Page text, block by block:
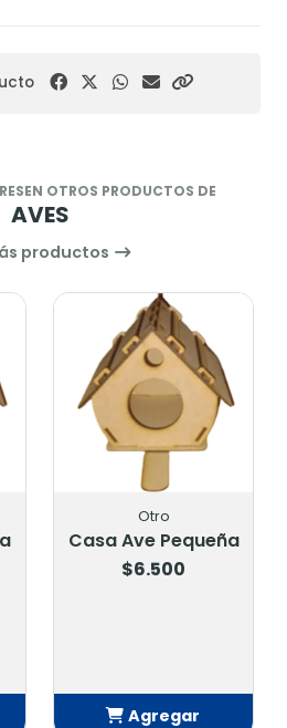
OTROS PRODUCTOS DE
AVES
productos
Otro
Casa Ave Pequeña
$6.500
Agregar